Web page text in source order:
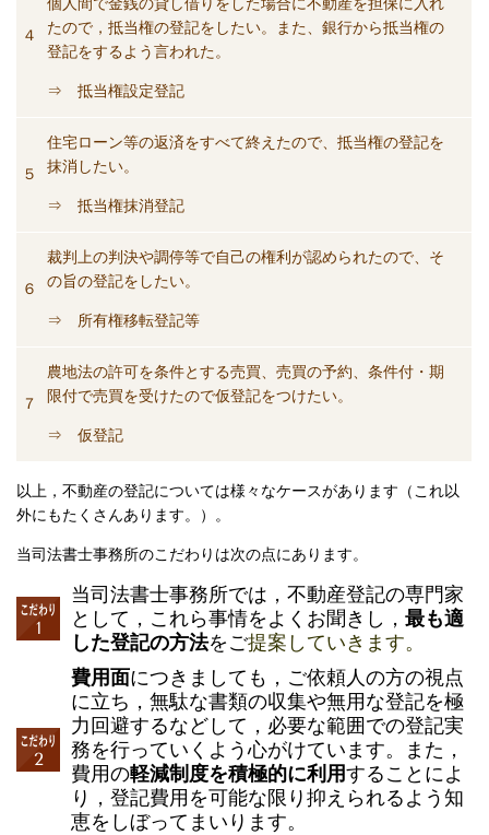
４
たので，抵当権の登記をしたい。また、銀行から抵当権の
登記をするよう言われた。
⇒ 抵当権設定登記
５
住宅ローン等の返済をすべて終えたので、抵当権の登記を
抹消したい。
⇒ 抵当権抹消登記
６
裁判上の判決や調停等で自己の権利が認められたので、そ
の旨の登記をしたい。
⇒ 所有権移転登記等
７
農地法の許可を条件とする売買、売買の予約、条件付・期
限付で売買を受けたので仮登記をつけたい。
⇒ 仮登記
以上，不動産の登記については様々なケースがあります（これ以
外にもたくさんあります。）。
当司法書士事務所のこだわりは次の点にあります。
当司法書士事務所では，不動産登記の専門家
として，これら事情をよくお聞きし， 最も適
した登記の方法をご提案していきます。
費用面につきましても，ご依頼人の方の視点
に立ち，無駄な書類の収集や無用な登記を極
力回避するなどして，必要な範囲での登記実
務を行っていくよう心がけています。また，
費用の軽減制度を積極的に利用することによ
り，登記費用を可能な限り抑えられるよう知
恵をしぼってまいります。